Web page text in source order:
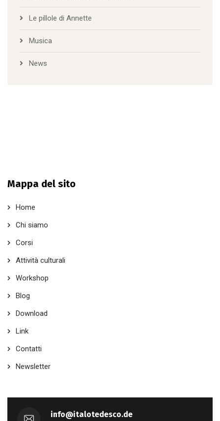
Le pillole di Annette
Musica
News
Mappa del sito
Home
Chi siamo
Corsi
Attività culturali
Workshop
Blog
Download
Link
Contatti
Newsletter
info@italotedesco.de